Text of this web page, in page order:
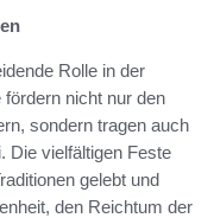
Rolle in der
nicht nur den
sondern tragen auch
Die vielfältigen Feste
gelebt und
den Reichtum der